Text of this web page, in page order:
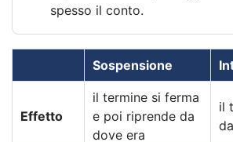
spesso il conto.
Sospensione
Effetto
il termine si ferma
e poi riprende da
dove era
il